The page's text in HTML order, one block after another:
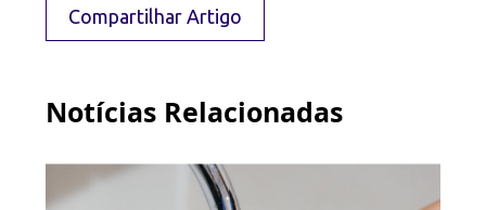
Compartilhar Artigo
Notícias Relacionadas